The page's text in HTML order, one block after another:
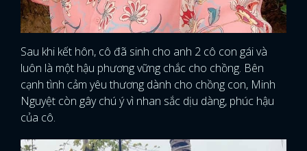
Sau khi kết hôn, cô đã sinh cho anh 2 cô con gái và
luôn là một hậu phương vững chắc cho chồng. Bên
cạnh tình cảm yêu thương dành cho chồng con, Minh
Nguyệt còn gây chú ý vì nhan sắc dịu dàng, phúc hậu
của cô.